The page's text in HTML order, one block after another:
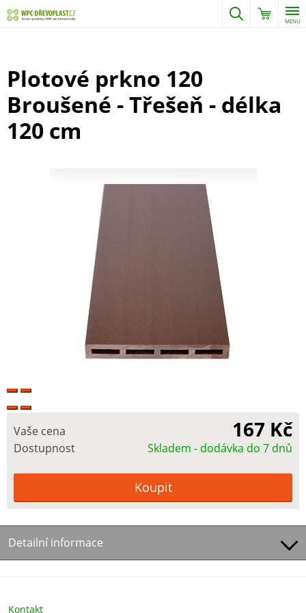
MENU
Plotové prkno 120
Broušené - Třešeň - délka
120 cm
Vaše cena 167 Kč
Dostupnost Skladem - dodávka do 7 dnů
Detailní informace
Kontakt